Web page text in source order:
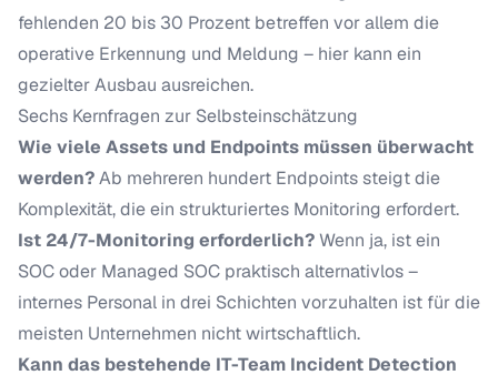
fehlenden 20 bis 30 Prozent betreffen vor allem die
operative Erkennung und Meldung – hier kann ein
gezielter Ausbau ausreichen.
Sechs Kernfragen zur Selbsteinschätzung
Wie viele Assets und Endpoints müssen überwacht
werden?Ab mehreren hundert Endpoints steigt die
Komplexität, die ein strukturiertes Monitoring erfordert.
Ist 24/7-Monitoring erforderlich?Wenn ja, ist ein
SOC oder Managed SOC praktisch alternativlos –
internes Personal in drei Schichten vorzuhalten ist für die
meisten Unternehmen nicht wirtschaftlich.
Kann das bestehende IT-Team Incident Detection